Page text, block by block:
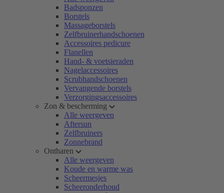
Badsponzen
Borstels
Massageborstels
Zelfbruinerhandschoenen
Accessoires pedicure
Flanellen
Hand- & voetsieraden
Nagelaccessoires
Scrubhandschoenen
Vervangende borstels
Verzorgingsaccessoires
Zon & bescherming
Alle weergeven
Aftersun
Zelfbruiners
Zonnebrand
Ontharen
Alle weergeven
Koude en warme was
Scheermesjes
Scheeronderhoud